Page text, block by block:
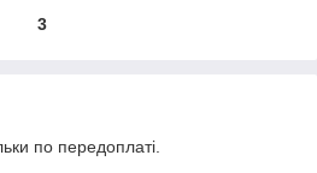
3
по передоплаті.